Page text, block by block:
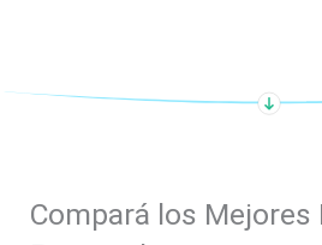
Compará los Mejores